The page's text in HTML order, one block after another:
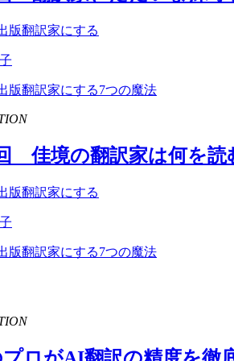
版翻訳家にする
版翻訳家にする7つの魔法
佳境の翻訳家は何を読
版翻訳家にする
版翻訳家にする7つの魔法